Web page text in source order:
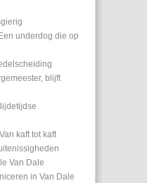
underdog die op
blijft
kaft tot kaft
Van Dale
in Van Dale